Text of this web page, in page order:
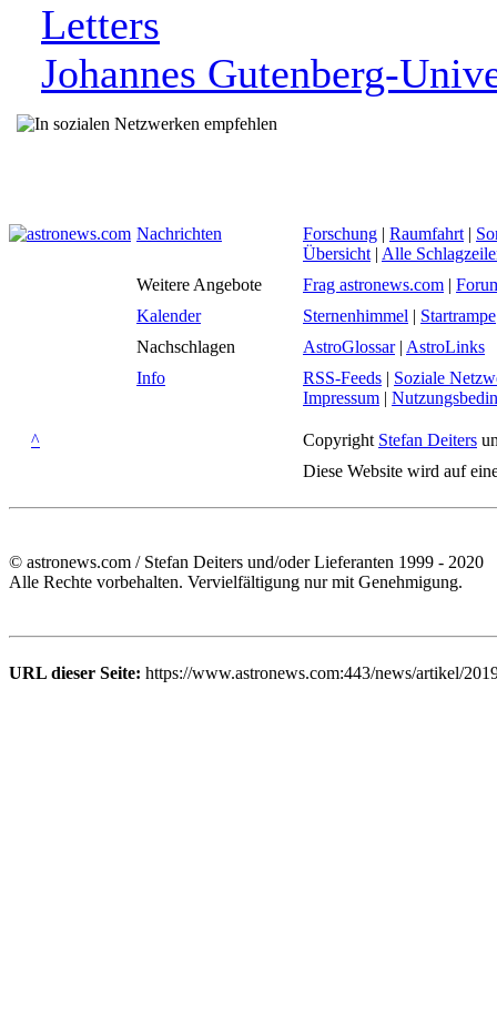
Letters
Johannes Gutenberg-
Nachrichten Forschung | Raumfahrt |
Übersicht | Alle
Weitere Angebote
Frag astronews.com |
Kalender
Sternenhimmel | Startrampe
Nachschlagen
AstroGlossar| AstroLinks
Info
RSS-Feeds | Soziale
Impressum |
^ Copyright Stefan Deiters
Diese Website wird auf
© astronews.com / Stefan Deiters und/oder Lieferanten 1999 - 2020
Alle Rechte vorbehalten. Vervielfältigung nur mit Genehmigung.
URL dieser Seite: https://www.astronews.com:443/news/artikel/